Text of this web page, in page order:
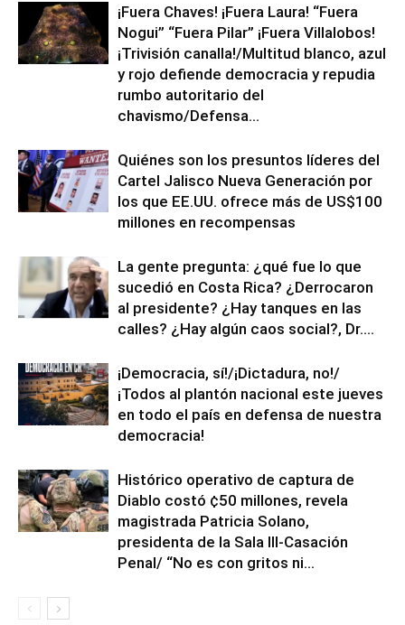
¡Fuera Chaves! ¡Fuera Laura! “Fuera
Nogui” “Fuera Pilar” ¡Fuera Villalobos!
¡Trivisión canalla!/Multitud blanco, azul
y rojo defiende democracia y repudia
rumbo autoritario del
chavismo/Defensa...
Quiénes son los presuntos líderes del
Cartel Jalisco Nueva Generación por
los que EE.UU. ofrece más de US$100
millones en recompensas
La gente pregunta: ¿qué fue lo que
sucedió en Costa Rica? ¿Derrocaron
al presidente? ¿Hay tanques en las
calles? ¿Hay algún caos social?, Dr....
¡Democracia, sí!/¡Dictadura, no!/
¡Todos al plantón nacional este jueves
en todo el país en defensa de nuestra
democracia!
Histórico operativo de captura de
Diablo costó ¢50 millones, revela
magistrada Patricia Solano,
presidenta de la Sala III-Casación
Penal/ “No es con gritos ni...